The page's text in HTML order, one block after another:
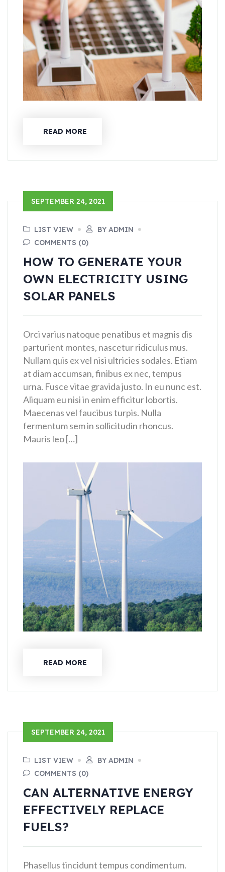
READ MORE
SEPTEMBER 24, 2021
LIST VIEW
BY ADMIN
COMMENTS (0)
HOW TO GENERATE YOUR
OWN ELECTRICITY USING
SOLAR PANELS
Orci varius natoque penatibus et magnis dis
parturient montes, nascetur ridiculus mus.
Nullam quis ex vel nisi ultricies sodales. Etiam
at diam accumsan, finibus ex nec, tempus
urna. Fusce vitae gravida justo. In eu nunc est.
Aliquam eu nisi in enim efficitur lobortis.
Maecenas vel faucibus turpis. Nulla
fermentum sem in sollicitudin rhoncus.
Mauris leo […]
READ MORE
SEPTEMBER 24, 2021
LIST VIEW
BY ADMIN
COMMENTS (0)
CAN ALTERNATIVE ENERGY
EFFECTIVELY REPLACE
FUELS?
Phasellus tincidunt tempus condimentum.